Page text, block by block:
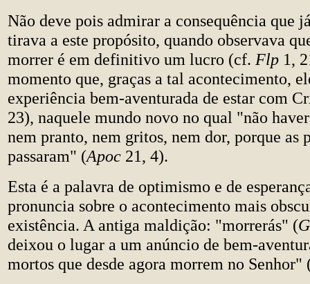
Não deve pois admirar a consequência que
tirava a este propósito, quando observava
morrer é em definitivo um lucro (cf. Flp 1,
momento que, graças a tal acontecimento,
experiência bem-aventurada de estar com
23), naquele mundo novo no qual "não
nem pranto, nem gritos, nem dor, porque as
passaram" (Apoc 21, 4).
Esta é a palavra de optimismo e de
pronuncia sobre o acontecimento mais
existência. A antiga maldição: "morrerás" (
deixou o lugar a um anúncio de bem-
mortos que desde agora morrem no Senhor"